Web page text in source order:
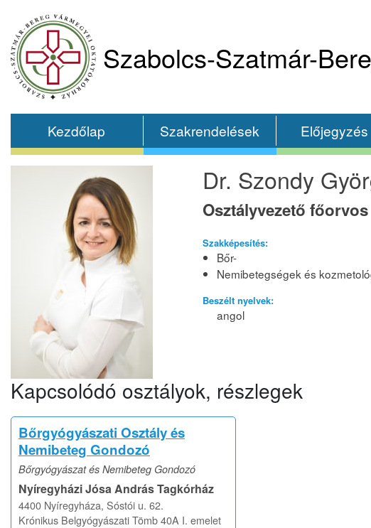
Szabolcs-Szatmár-
Kezdőlap Szakrendelések Előjegyzés
Dr. Szondy
Osztályvezető főorvos
Szakképesítés:
Bőr-
Nemibetegségek és
Beszélt nyelvek:
angol
Kapcsolódó osztályok, részlegek
Bőrgyógyászati Osztály és
Nemibeteg Gondozó
Bőrgyógyászat és Nemibeteg Gondozó
Nyíregyházi Jósa András Tagkórház
4400 Nyíregyháza, Sóstói u. 62.
Krónikus Belgyógyászati Tömb 40A I. emelet